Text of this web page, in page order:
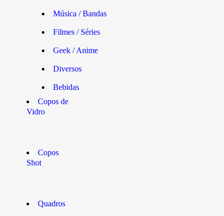
Música / Bandas
Filmes / Séries
Geek / Anime
Diversos
Bebidas
Copos de
Vidro
Copos
Shot
Quadros